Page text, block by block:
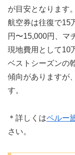
が目安となります。
航空券は往復で15
円〜15,000円、マ
現地費用として10
ベストシーズンの
傾向がありますが
す。
＊詳しくはペルー
さい。